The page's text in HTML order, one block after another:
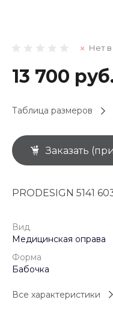
Нет в
13 700
Таблица размеров
Заказать
PRODESIGN 5141
Вид
Медицинская оправа
Форма
Бабочка
Все характеристики